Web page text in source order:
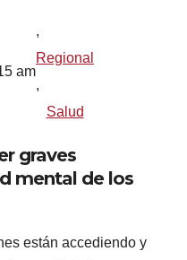
am
,
Regional
,
Salud
graves
mental de los
están accediendo y